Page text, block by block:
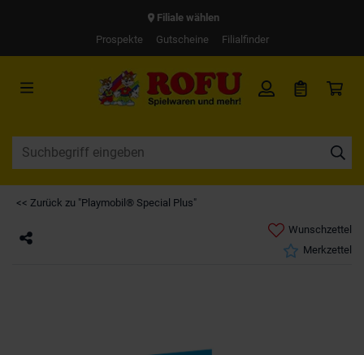
Filiale wählen
Prospekte
Gutscheine Filialfinder
<< Zurück zu "Playmobil® Special Plus"
Wunschzettel
Merkzettel